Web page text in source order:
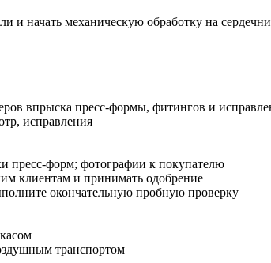
и начать механическую обработку на
впрыска пресс-формы, фитингов и
исправления
пресс-форм; фотографии к покупателю
клиентам и принимать одобрение
окончательную пробную проверку
транспортом